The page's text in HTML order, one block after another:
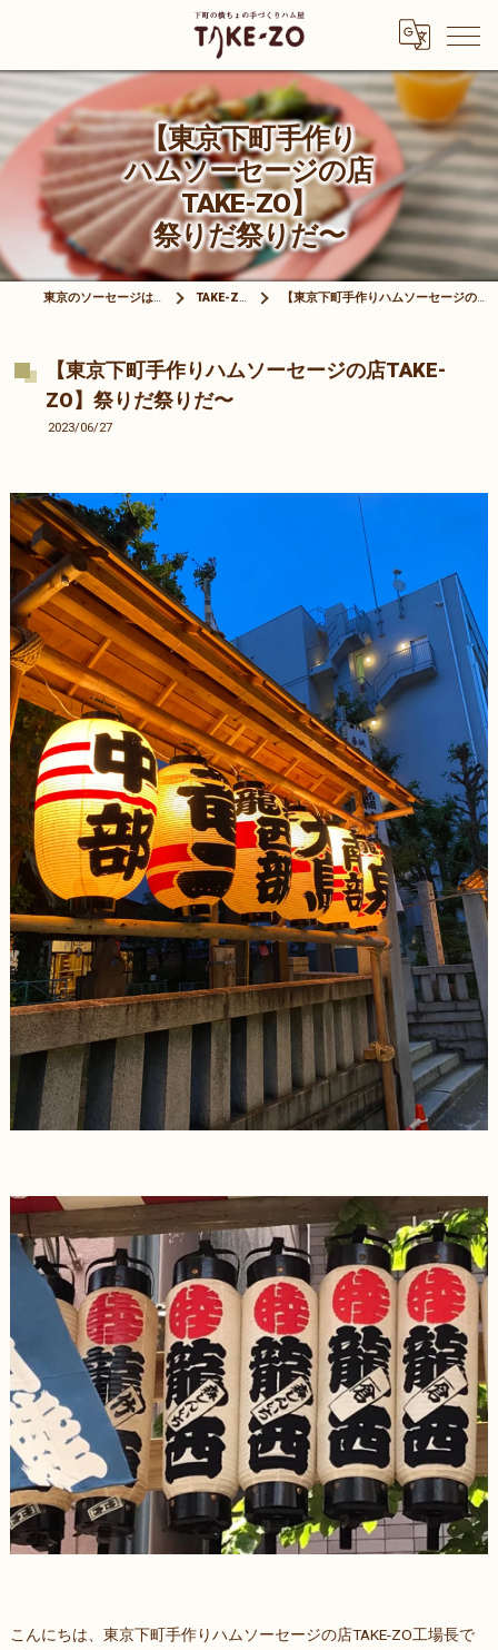
【東京下町手作り
ハムソーセージの店
TAKE-ZO】
祭りだ祭りだ〜
東京のソーセージは有限会社竹三商店 TAKE-ZOブログ 【東京下町手作りハムソーセージの店TAKE-ZO】祭りだ祭りだ〜
【東京下町手作りハムソーセージの店TAKE-
ZO】祭りだ祭りだ〜
2023/06/27
こんにちは、東京下町手作りハムソーセージの店TAKE-ZO工場長で